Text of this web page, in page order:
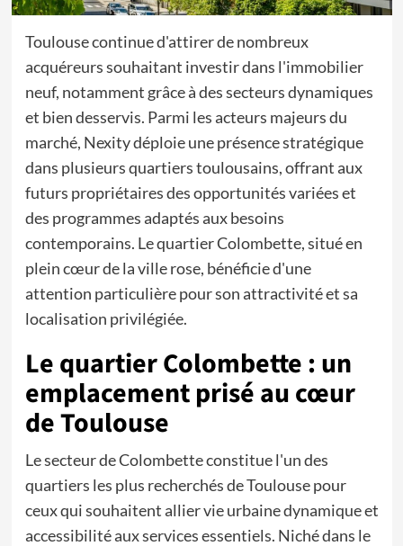
Toulouse continue d'attirer de nombreux
acquéreurs souhaitant investir dans l'immobilier
neuf, notamment grâce à des secteurs dynamiques
et bien desservis. Parmi les acteurs majeurs du
marché, Nexity déploie une présence stratégique
dans plusieurs quartiers toulousains, offrant aux
futurs propriétaires des opportunités variées et
des programmes adaptés aux besoins
contemporains. Le quartier Colombette, situé en
plein cœur de la ville rose, bénéficie d'une
attention particulière pour son attractivité et sa
localisation privilégiée.
Le quartier Colombette : un
emplacement prisé au cœur
de Toulouse
Le secteur de Colombette constitue l'un des
quartiers les plus recherchés de Toulouse pour
ceux qui souhaitent allier vie urbaine dynamique et
accessibilité aux services essentiels. Niché dans le